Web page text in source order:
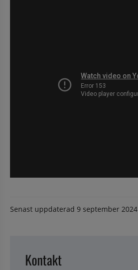
Senast uppdaterad 9 september 2024
Kontakt